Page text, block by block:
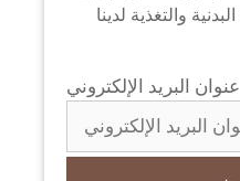
عنوان البريد الإلكتروني